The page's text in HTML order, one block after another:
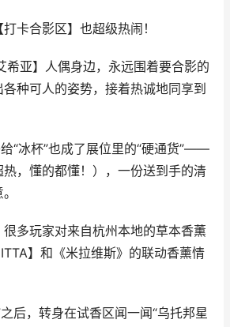
卡合影区】也超级热闹！
希亚】人偶身边，永远围着要合影的
种可人的姿势，接着热诚地同享到
“冰杯”也成了展位里的“硬通货”——
，懂的都懂！），一份送到手的清
多玩家对来自杭州本地的草本香薰
】和《米拉维斯》的联动香薰情
后，转身在试香区闻一闻“乌托邦星